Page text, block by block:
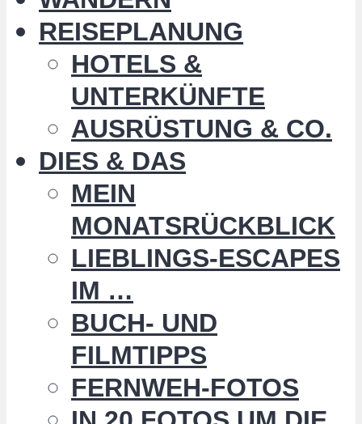
REISEPLANUNG
HOTELS &
UNTERKÜNFTE
AUSRÜSTUNG & CO.
DIES & DAS
MEIN
MONATSRÜCKBLICK
LIEBLINGS-ESCAPES
IM …
BUCH- UND
FILMTIPPS
FERNWEH-FOTOS